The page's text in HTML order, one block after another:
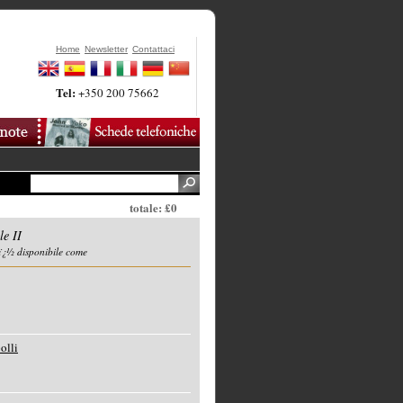
Home Newsletter Contattaci
Tel:+350 200 75662
totale: £0
II
disponibile come